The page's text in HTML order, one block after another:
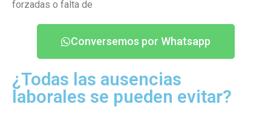
forzadas o falta de
Conversemos por Whatsapp
¿Todas las ausencias
laborales se pueden evitar?